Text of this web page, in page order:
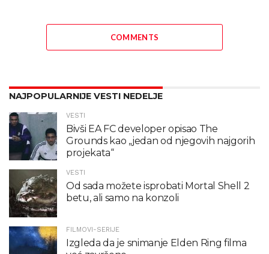
COMMENTS
NAJPOPULARNIJE VESTI NEDELJE
VESTI
Bivši EA FC developer opisao The
Grounds kao „jedan od njegovih najgorih
projekata“
VESTI
Od sada možete isprobati Mortal Shell 2
betu, ali samo na konzoli
FILMOVI-SERIJE
Izgleda da je snimanje Elden Ring filma